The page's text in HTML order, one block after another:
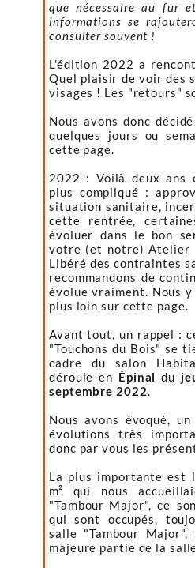
que nécessaire au fur
informations se
consulter souvent !
L'édition 2022 a
Quel plaisir de voir des
visages ! Les "retours"
Nous avons donc
quelques jours ou
cette page.
2022 : Voilà deux ans
plus compliqué :
situation sanitaire,
cette rentrée,
évoluer dans le bon
votre (et notre) Atelier
Libéré des contraintes
recommandons de
évolue vraiment. Nous
plus loin sur cette page.
Avant tout, un rappel :
"Touchons du Bois" se
cadre du salon
déroule en Épinaldu
septembre 2022.
Nous avons évoqué,
évolutions très
donc par vous les
La plus importante est
m² qui nous
"Tambour-Major", ce
qui sont occupés,
salle "Tambour Major",
majeure partie de la